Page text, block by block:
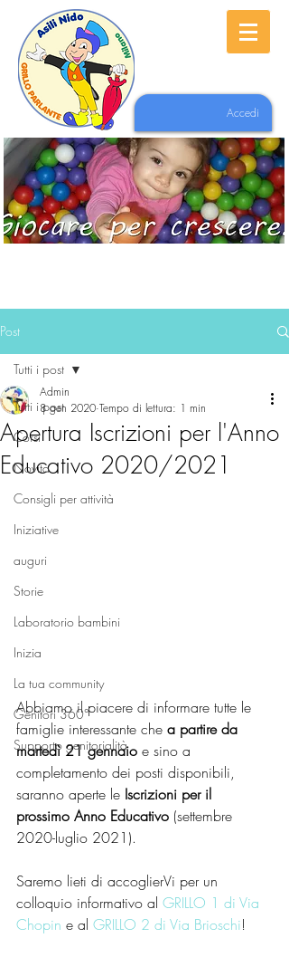
Accedi
Post
Tutti i post
Corsi
Novità
Consigli per attività
Iniziative
auguri
Storie
Laboratorio bambini
Inizia
La tua community
Genitori 360°
Supporto genitorialità
Tutti i post
Apertura Iscrizioni per l'Anno
Educativo 2020/2021
Admin
8 gen 2020 Tempo di lettura: 1 min
Abbiamo il piacere di informare tutte le
famiglie interessante che a partire da
martedì 21 gennaio e sino a
completamento dei posti disponibili,
saranno aperte le Iscrizioni per il
prossimo Anno Educativo (settembre
2020-luglio 2021).
Saremo lieti di accoglierVi per un
colloquio informativo al GRILLO 1 di Via
Chopin e al GRILLO 2 di Via Brioschi!